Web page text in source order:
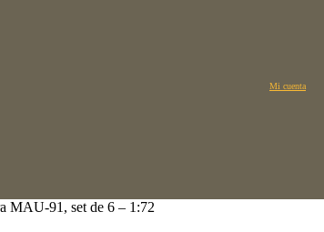
Mi cuenta
MAU-91, set de 6 – 1:72